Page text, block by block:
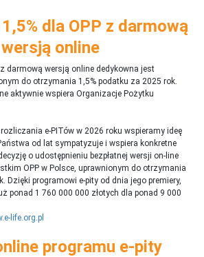
dla OPP z darmową
wersją online
z darmową wersją online dedykowna jest
do otrzymania 1,5% podatku za 2025 rok.
aktywnie wspiera Organizacje Pożytku
e-PITów w 2026 roku wspieramy ideę
od lat sympatyzuje i wspiera konkretne
o udostępnieniu bezpłatnej wersji on-line
OPP w Polsce, uprawnionym do otrzymania
Dzięki programowi e-pity od dnia jego premiery,
ponad 1 760 000 000 złotych dla ponad 9 000
life.org.pl
programu e-pity